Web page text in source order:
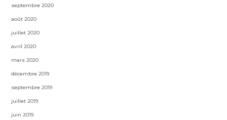
septembre 2020
août 2020
juillet 2020
avril 2020
mars 2020
décembre 2019
septembre 2019
juillet 2019
juin 2019